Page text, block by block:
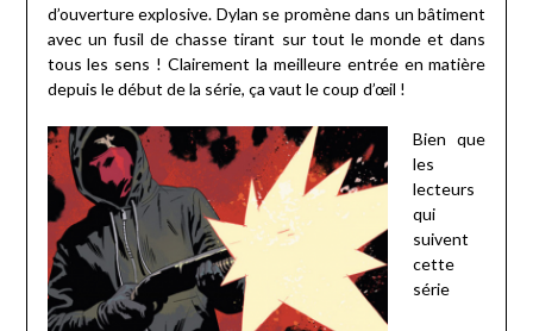
d’ouverture explosive. Dylan se promène dans un bâtiment
avec un fusil de chasse tirant sur tout le monde et dans
tous les sens ! Clairement la meilleure entrée en matière
depuis le début de la série, ça vaut le coup d’œil !
Bien que
les
lecteurs
qui
suivent
cette
série